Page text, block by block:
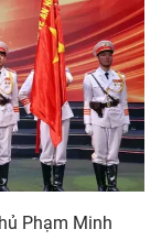
Phạm Minh